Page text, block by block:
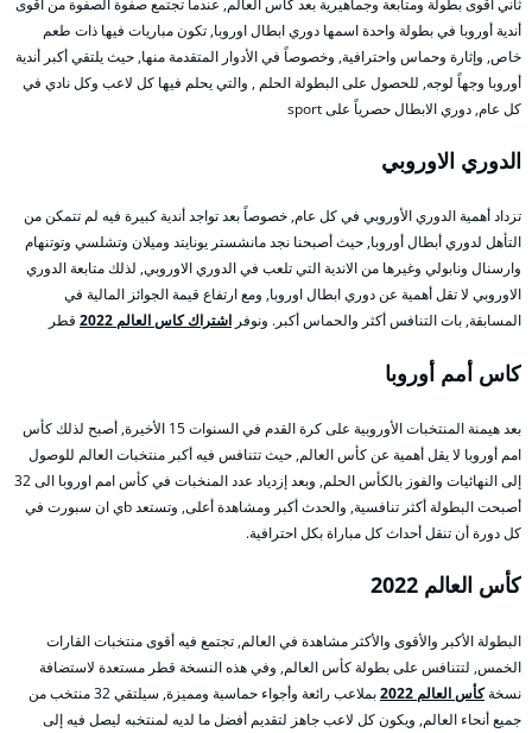
أندية أوروبا في بطولة واحدة اسمها دوري ابطال اوروبا, تكون مباريات فيها ذات طعم
خاص, وإثارة وحماس واحترافية, وخصوصاً في الأدوار المتقدمة منها, حيث يلتقي أكبر أندية
أوروبا وجهاً لوجه, للحصول على البطولة الحلم , والتي يحلم فيها كل لاعب وكل نادي في
كل عام, دوري الابطال حصرياً على sport
الدوري الاوروبي
تزداد أهمية الدوري الأوروبي في كل عام, خصوصاً بعد تواجد أندية كبيرة فيه لم تتمكن من
التأهل لدوري أبطال أوروبا, حيث أصبحنا نجد مانشستر يونايتد وميلان وتشلسي وتوتنهام
وارسنال ونابولي وغيرها من الاندية التي تلعب في الدوري الاوروبي, لذلك متابعة الدوري
الاوروبي لا تقل أهمية عن دوري ابطال اوروبا, ومع ارتفاع قيمة الجوائز المالية في
المسابقة, بات التنافس أكثر والحماس أكبر. ونوفر اشتراك كاس العالم 2022 قطر
كاس أمم أوروبا
بعد هيمنة المنتخبات الأوروبية على كرة القدم في السنوات 15 الأخيرة, أصبح لذلك كأس
امم أوروبا لا يقل أهمية عن كأس العالم, حيث تتنافس فيه أكبر منتخبات العالم للوصول
إلى النهائيات والفوز بالكأس الحلم, وبعد إزدياد عدد المنخبات في كأس امم اوروبا الى 32
أصبحت البطولة أكثر تنافسية, والحدث أكبر ومشاهدة أعلى, وتستعد bي ان سبورت في
كل دورة أن تنقل أحداث كل مباراة بكل احترافية.
كأس العالم 2022
البطولة الأكبر والأقوى والأكثر مشاهدة في العالم, تجتمع فيه أقوى منتخبات القارات
الخمس, لتتنافس على بطولة كأس العالم, وفي هذه النسخة قطر مستعدة لاستضافة
نسخةكأس العالم 2022
بملاعب رائعة وأجواء حماسية ومميزة, سيلتقي 32 منتخب من
جميع أنحاء العالم, ويكون كل لاعب جاهز لتقديم أفضل ما لديه لمنتخبه ليصل فيه إلى